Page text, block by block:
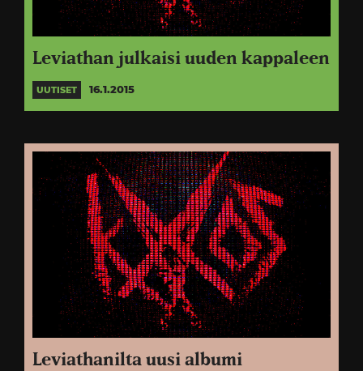
Leviathan julkaisi uuden kappaleen
UUTISET 16.1.2015
Leviathanilta uusi albumi